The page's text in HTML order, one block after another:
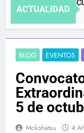
ACTUALIDAD
EN LAS
4 Meses Atrás
BLOG EVENTOS
5 de
Mckohatsu 4